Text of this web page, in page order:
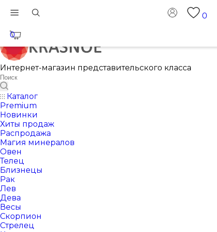
0
0
Интернет-магазин представительского класса
Каталог
Premium
Новинки
Хиты продаж
Распродажа
Магия минералов
Овен
Телец
Близнецы
Рак
Лев
Дева
Весы
Скорпион
Стрелец